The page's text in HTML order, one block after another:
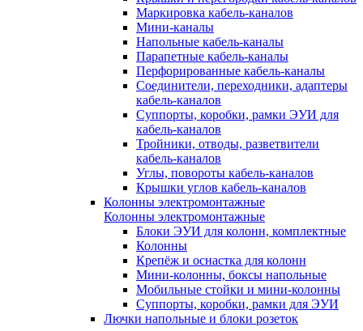
Маркировка кабель-каналов
Мини-каналы
Напольные кабель-каналы
Парапетные кабель-каналы
Перфорированные кабель-каналы
Соединители, переходники, адаптеры
кабель-каналов
Суппорты, коробки, рамки ЭУИ для
кабель-каналов
Тройники, отводы, разветвители
кабель-каналов
Углы, повороты кабель-каналов
Крышки углов кабель-каналов
Колонны электромонтажные
Колонны электромонтажные
Блоки ЭУИ для колонн, комплектные
Колонны
Крепёж и оснастка для колонн
Мини-колонны, боксы напольные
Мобильные стойки и мини-колонны
Суппорты, коробки, рамки для ЭУИ
Лючки напольные и блоки розеток